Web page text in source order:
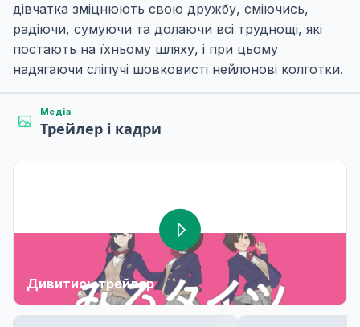
дівчатка зміцнюють свою дружбу, сміючись,
радіючи, сумуючи та долаючи всі труднощі, які
постають на їхньому шляху, і при цьому
надягаючи сліпучі шовковисті нейлонові колготки.
Медіа
Трейлер і кадри
Дивитись трейлер